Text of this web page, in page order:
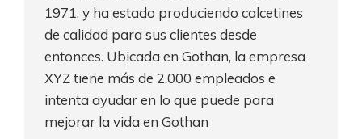
1971, y ha estado produciendo calcetines
de calidad para sus clientes desde
entonces. Ubicada en Gothan, la empresa
XYZ tiene más de 2.000 empleados e
intenta ayudar en lo que puede para
mejorar la vida en Gothan